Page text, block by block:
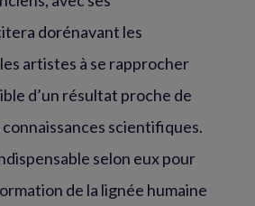
dorénavant les
artistes à se rapprocher
d’un résultat proche de
connaissances scientifiques.
selon eux pour
de la lignée humaine